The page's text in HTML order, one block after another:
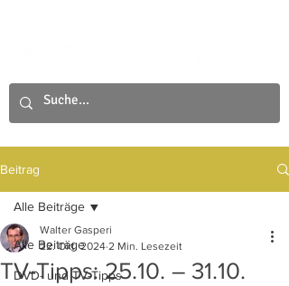
Beitrag
Alle Beiträge
DVD- und TV-Tipps
Alle Beiträge
TV-Tipps: 25.10. – 31.10.
Walter Gasperi
22. Okt. 2024 2 Min. Lesezeit